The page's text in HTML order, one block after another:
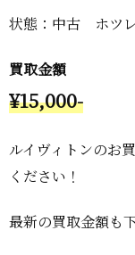
状態：中古 ホツ
買取金額
¥15,000-
ルイヴィトンのお
ください！
最新の買取金額も